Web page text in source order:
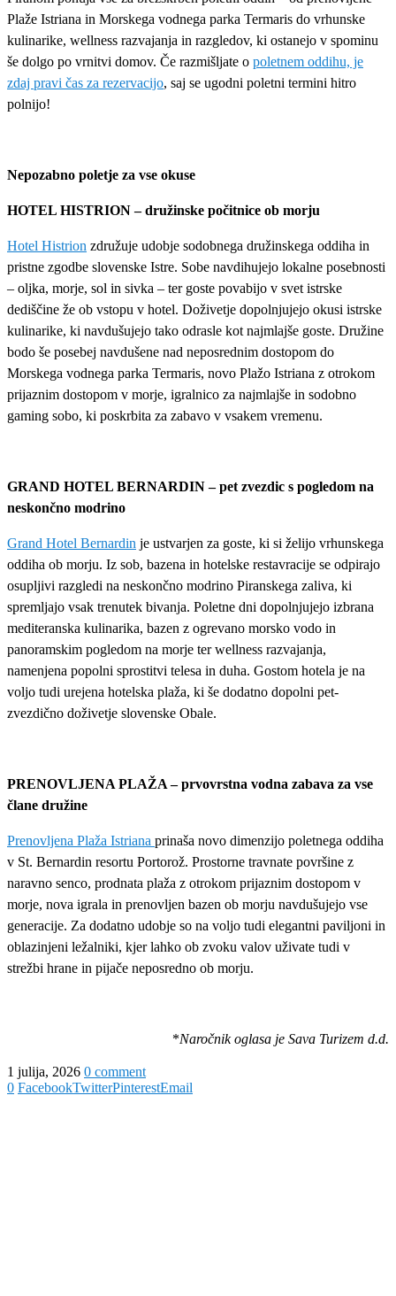
Plaže Istriana in Morskega vodnega parka Termaris do vrhunske
kulinarike, wellness razvajanja in razgledov, ki ostanejo v spominu
še dolgo po vrnitvi domov. Če razmišljate o poletnem oddihu, je
zdaj pravi čas za rezervacijo, saj se ugodni poletni termini hitro
polnijo!
Nepozabno poletje za vse okuse
HOTEL HISTRION – družinske počitnice ob morju
Hotel Histrion združuje udobje sodobnega družinskega oddiha in
pristne zgodbe slovenske Istre. Sobe navdihujejo lokalne posebnosti
– oljka, morje, sol in sivka – ter goste povabijo v svet istrske
dediščine že ob vstopu v hotel. Doživetje dopolnjujejo okusi istrske
kulinarike, ki navdušujejo tako odrasle kot najmlajše goste. Družine
bodo še posebej navdušene nad neposrednim dostopom do
Morskega vodnega parka Termaris, novo Plažo Istriana z otrokom
prijaznim dostopom v morje, igralnico za najmlajše in sodobno
gaming sobo, ki poskrbita za zabavo v vsakem vremenu.
GRAND HOTEL BERNARDIN – pet zvezdic s pogledom na
neskončno modrino
Grand Hotel Bernardin je ustvarjen za goste, ki si želijo vrhunskega
oddiha ob morju. Iz sob, bazena in hotelske restavracije se odpirajo
osupljivi razgledi na neskončno modrino Piranskega zaliva, ki
spremljajo vsak trenutek bivanja. Poletne dni dopolnjujejo izbrana
mediteranska kulinarika, bazen z ogrevano morsko vodo in
panoramskim pogledom na morje ter wellness razvajanja,
namenjena popolni sprostitvi telesa in duha. Gostom hotela je na
voljo tudi urejena hotelska plaža, ki še dodatno dopolni pet-
zvezdično doživetje slovenske Obale.
PRENOVLJENA PLAŽA – prvovrstna vodna zabava za vse
člane družine
Prenovljena Plaža Istriana prinaša novo dimenzijo poletnega oddiha
v St. Bernardin resortu Portorož. Prostorne travnate površine z
naravno senco, prodnata plaža z otrokom prijaznim dostopom v
morje, nova igrala in prenovljen bazen ob morju navdušujejo vse
generacije. Za dodatno udobje so na voljo tudi elegantni paviljoni in
oblazinjeni ležalniki, kjer lahko ob zvoku valov uživate tudi v
strežbi hrane in pijače neposredno ob morju.
*Naročnik oglasa je Sava Turizem d.d.
1 julija, 2026 0 comment
0 FacebookTwitterPinterestEmail